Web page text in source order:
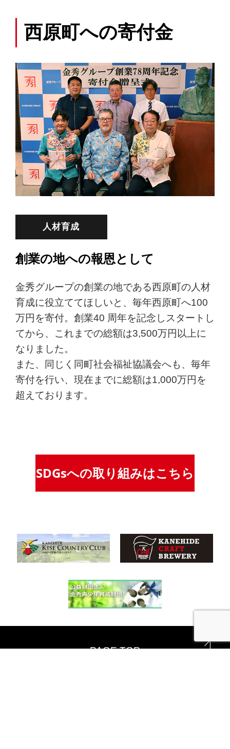
西原町への寄付金
人材育成
創業の地への報恩として
金秀グループの創業の地である西原町の人材
育成に役立ててほしいと、毎年西原町へ100
万円を寄付。創業40 周年を記念しスタートし
てから、これまでの総額は3,500万円以上に
なりました。
また、同じく同町社会福祉協議会へも、毎年
寄付を行い、現在までに総額は1,000万円を
超えております。
SDGsへの取り組みはこちら
PAGE TOP